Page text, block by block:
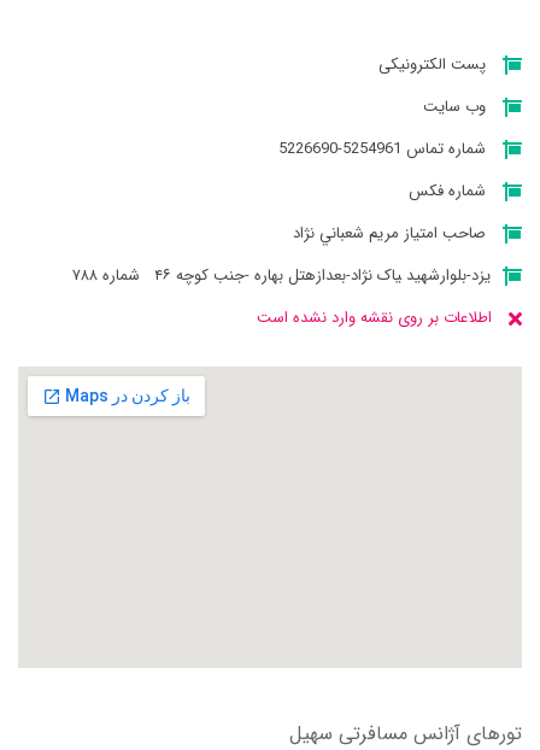
پست الکترونیکی
وب سایت
شماره تماس 5254961-5226690
شماره فکس
صاحب امتیاز مريم شعباني نژاد
یزد-بلوارشهید ‍‍‍‍‍‍‍ياک نژاد-بعدازهتل بهاره -جنب کوچه ۴۶‍‍‍‍‍‍‍ ‍‍‍‍ ‍‍‍‍‍ شماره ۷۸۸
اطلاعات بر روی نقشه وارد نشده است
تورهای آژانس مسافرتی سهيل